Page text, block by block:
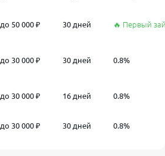
до 50 000 ₽ 30 дней 🔥 Первый
до 30 000 ₽ 30 дней 0.8%
до 30 000 ₽ 16 дней 0.8%
до 30 000 ₽ 30 дней 0.8%